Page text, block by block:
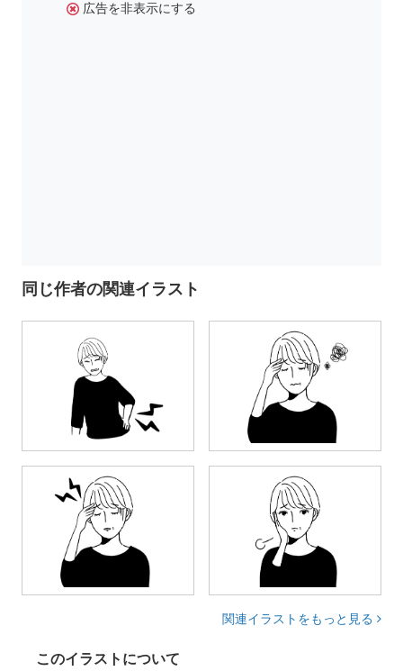
広告を非表示にする
同じ作者の関連イラスト
関連イラストをもっと見る
このイラストについて